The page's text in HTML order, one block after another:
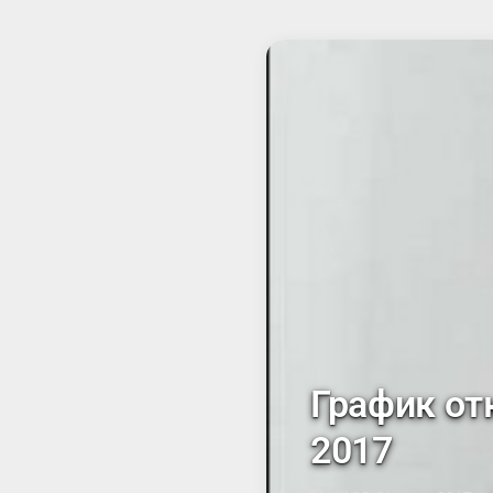
График
2017